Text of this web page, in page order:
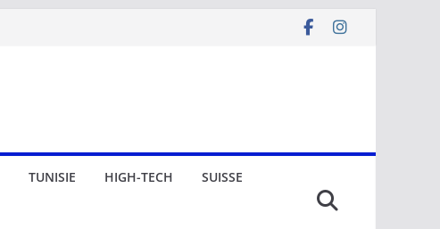
TUNISIE HIGH-TECH SUISSE